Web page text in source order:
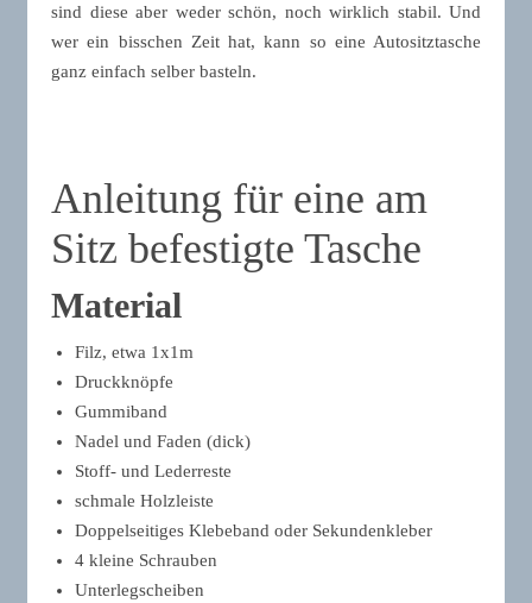
sind diese aber weder schön, noch wirklich stabil. Und
wer ein bisschen Zeit hat, kann so eine Autositztasche
ganz einfach selber basteln.
Anleitung für eine am
Sitz befestigte Tasche
Material
Filz, etwa 1x1m
Druckknöpfe
Gummiband
Nadel und Faden (dick)
Stoff- und Lederreste
schmale Holzleiste
Doppelseitiges Klebeband oder Sekundenkleber
4 kleine Schrauben
Unterlegscheiben